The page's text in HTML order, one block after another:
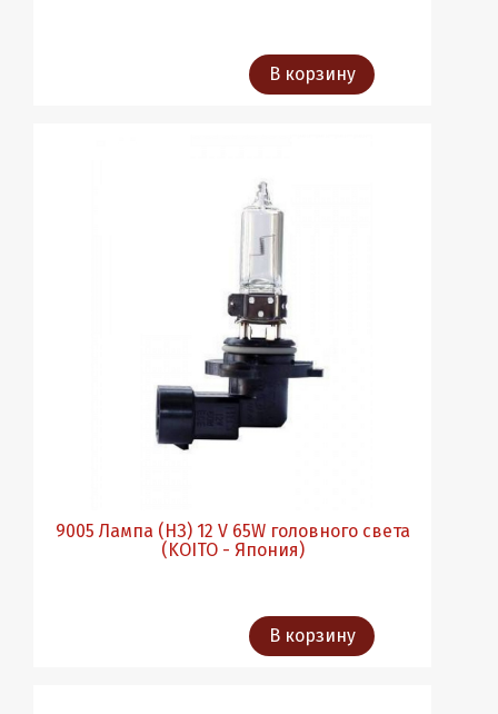
В корзину
9005 Лампа (НЗ) 12 V 65W головного света
(KOITO - Япония)
В корзину